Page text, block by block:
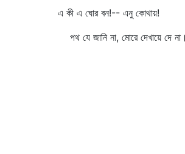
এ কী এ ঘোর বন!-- এনু কোথায়!
পথ যে জানি না, মোরে দেখায়ে দে না।